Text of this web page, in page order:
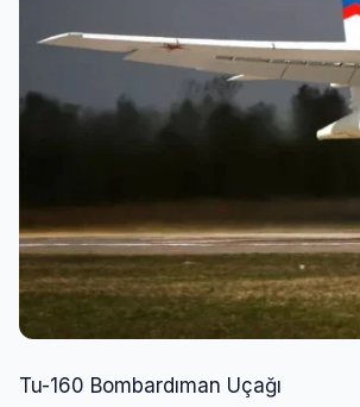
Tu-160 Bombardıman Uçağı